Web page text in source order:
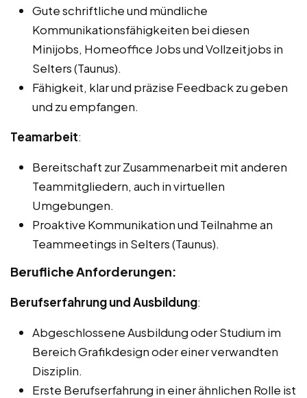
Gute schriftliche und mündliche
Kommunikationsfähigkeiten bei diesen
Minijobs, Homeoffice Jobs und Vollzeitjobs in
Selters (Taunus).
Fähigkeit, klar und präzise Feedback zu geben
und zu empfangen.
Teamarbeit:
Bereitschaft zur Zusammenarbeit mit anderen
Teammitgliedern, auch in virtuellen
Umgebungen.
Proaktive Kommunikation und Teilnahme an
Teammeetings in Selters (Taunus).
Berufliche Anforderungen:
Berufserfahrung und Ausbildung:
Abgeschlossene Ausbildung oder Studium im
Bereich Grafikdesign oder einer verwandten
Disziplin.
Erste Berufserfahrung in einer ähnlichen Rolle ist